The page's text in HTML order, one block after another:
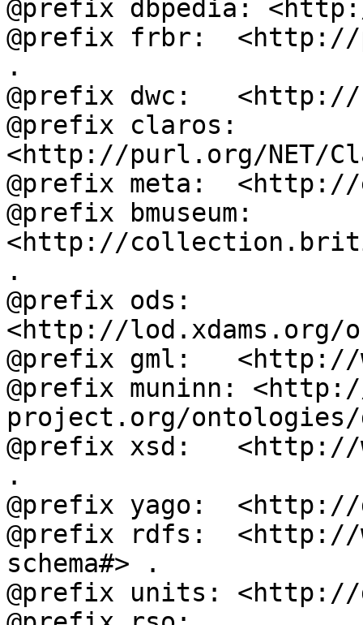
@prefix dbpedia:
@prefix frbr:  <http://
.
@prefix dwc:
@prefix claros:
<http://purl.org/NET/
@prefix meta:  <http://
@prefix bmuseum:
<http://
.
@prefix ods:
<http://lod.xdams.org/
@prefix gml:   <http://
@prefix muninn:
project.org/ontologies/
@prefix xsd:   <http://
.
@prefix yago:
@prefix rdfs:  <http://
schema#> .
@prefix units: